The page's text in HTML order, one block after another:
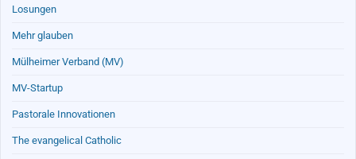
Losungen
Mehr glauben
Mülheimer Verband (MV)
MV-Startup
Pastorale Innovationen
The evangelical Catholic